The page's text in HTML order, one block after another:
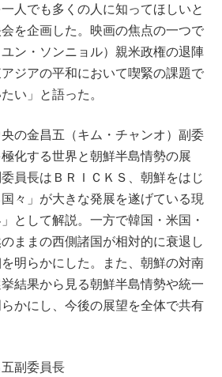
人でも多くの人に知ってほしいと
を企画した。映画の焦点の一つで
ン・ソンニョル）親米政権の退陣
ジアの平和において喫緊の課題で
い」と語った。
の金昌五（キム・チャンオ）副委
化する世界と朝鮮半島情勢の展
員長はＢＲＩＣＫＳ、朝鮮をはじ
々」が大きな発展を遂げている現
として解説。一方で韓国・米国・
ままの西側諸国が相対的に衰退し
明らかにした。また、朝鮮の対南
結果から見る朝鮮半島情勢や統一
かにし、今後の展望を全体で共有
副委員長